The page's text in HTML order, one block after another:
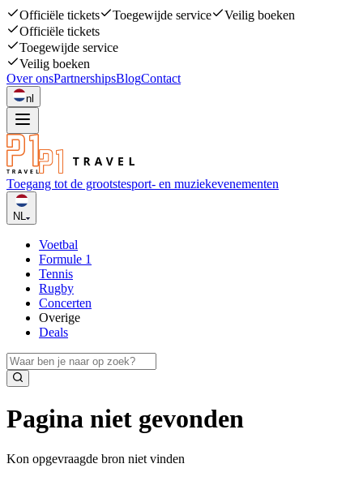
Officiële tickets Toegewijde service
Veilig boeken
Officiële tickets
Toegewijde service
Veilig boeken
Over onsPartnershipsBlogContact
nl
Toegang tot de grootstesport- en muziekevenementen
NL
Voetbal
Formule 1
Tennis
Rugby
Concerten
Overige
Deals
Pagina niet gevonden
Kon opgevraagde bron niet vinden